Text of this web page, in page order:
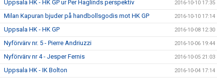
Uppsala HK - HK GP ur Per Haglinds perspektiv 2016-10-10 17:35
Milan Kapuran bjuder på handbollsgodis mot HK GP 2016-10-10 17:14
Uppsala HK - HK GP 2016-10-08 12:30
Nyförvärv nr. 5 - Pierre Andriuzzi 2016-10-06 19:44
Nyförvärv nr 4 - Jesper Fernis 2016-10-05 21:03
Uppsala HK - IK Bolton 2016-10-04 17:14